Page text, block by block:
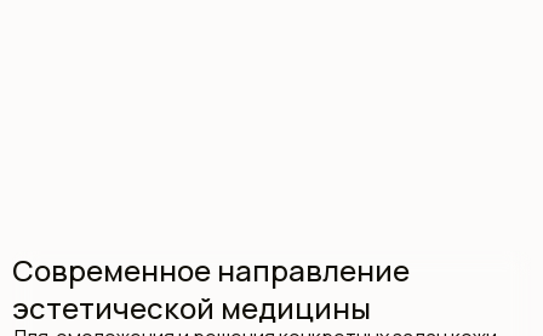
Современное направление
эстетической медицины